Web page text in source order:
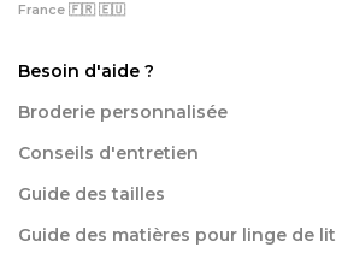
France 🇫🇷 🇪🇺
Besoin d'aide ?
Broderie personnalisée
Conseils d'entretien
Guide des tailles
Guide des matières pour linge de lit